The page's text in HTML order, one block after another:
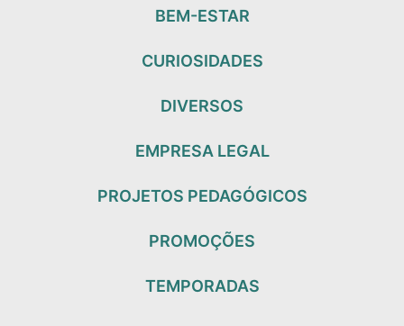
BEM-ESTAR
CURIOSIDADES
DIVERSOS
EMPRESA LEGAL
PROJETOS PEDAGÓGICOS
PROMOÇÕES
TEMPORADAS